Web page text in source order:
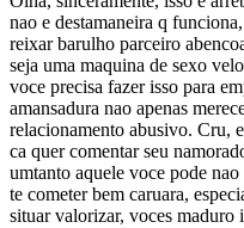
nao e destamaneira q
reixar barulho parceiro
seja uma maquina de sexo
voce precisa fazer isso para
amansadura nao apenas
relacionamento abusivo. Cru,
ca quer comentar seu
umtanto aquele voce pode
te cometer bem caruara,
situar valorizar, voces maduro